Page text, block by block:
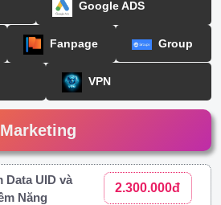
Google ADS
Fanpage Group
VPN
Data UID và
Năng
2.300.000đ